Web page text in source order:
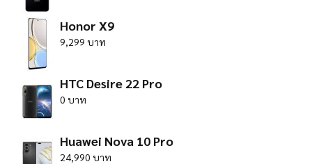
Honor X9
9,299 บาท
HTC Desire 22 Pro
0 บาท
Huawei Nova 10 Pro
24,990 บาท